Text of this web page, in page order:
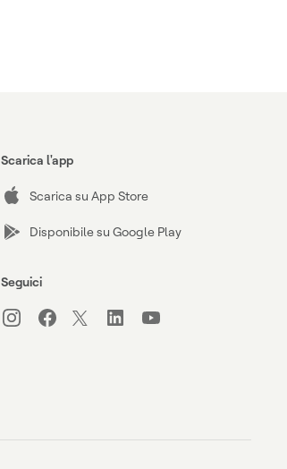
Scarica l'app
Scarica su App Store
Disponibile su Google Play
Seguici